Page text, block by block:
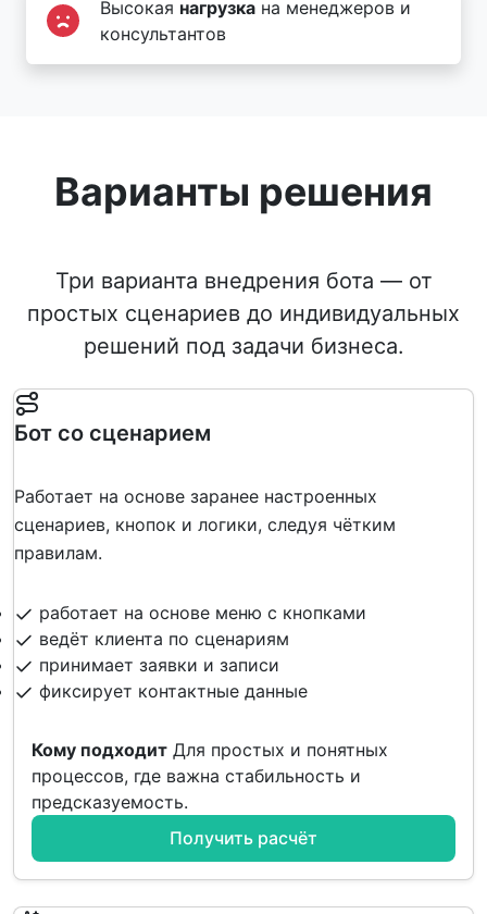
Высокая нагрузка на менеджеров и
консультантов
Варианты решения
Три варианта внедрения бота — от
простых сценариев до индивидуальных
решений под задачи бизнеса.
Бот со сценарием
Работает на основе заранее настроенных
сценариев, кнопок и логики, следуя чётким
правилам.
работает на основе меню с кнопками
ведёт клиента по сценариям
принимает заявки и записи
фиксирует контактные данные
Кому подходит Для простых и понятных
процессов, где важна стабильность и
предсказуемость.
Получить расчёт